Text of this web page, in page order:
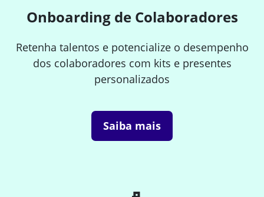
Onboarding de Colaboradores
Retenha talentos e potencialize o desempenho
dos colaboradores com kits e presentes
personalizados
Saiba mais